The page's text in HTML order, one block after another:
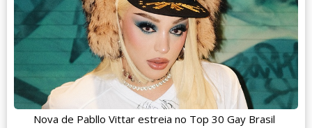
Nova de Pabllo Vittar estreia no Top 30 Gay Brasil